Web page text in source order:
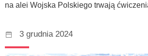
na alei Wojska Polskiego trwają
3 grudnia 2024